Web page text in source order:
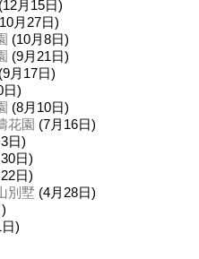
(12月15日)
月27日)
(10月8日)
(9月21日)
(9月17日)
日)
(8月10日)
花園 (7月16日)
日)
日)
日)
別墅 (4月28日)
)